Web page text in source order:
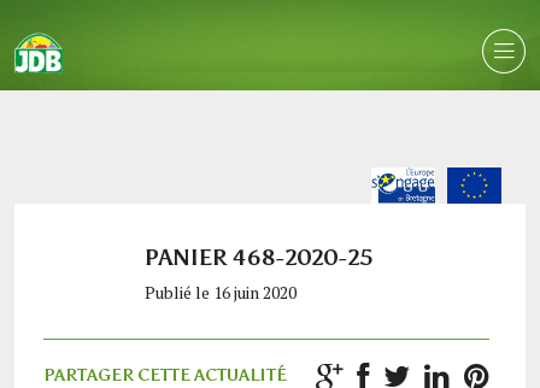
PANIER 468-2020-25
Publié le 16 juin 2020
PARTAGER CETTE ACTUALITÉ